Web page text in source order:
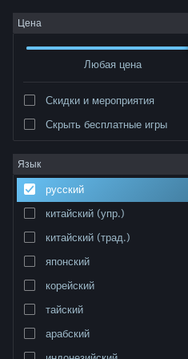
Войти
Сообщество
Информация
Поддержка
Изменить язык
Полная версия
Цена
Любая цена
Скидки и мероприятия
Скрыть бесплатные игры
Язык
русский
китайский (упр.)
китайский (трад.)
японский
корейский
тайский
арабский
Разработчик: Jon Sudbury Games
Сортировать по
Результатов по вашему запросу: 0. 1
вашим настройкам.